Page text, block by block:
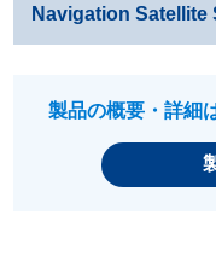
Navigation Satellite
製品の概要・詳細